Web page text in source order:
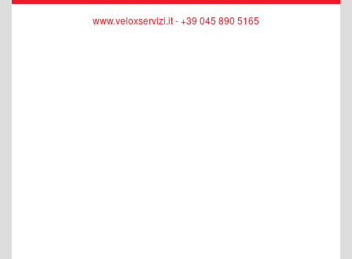
www.veloxservizi.it - +39 045 890 5165